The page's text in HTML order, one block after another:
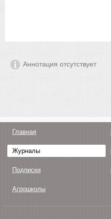
Аннотация отсутствует
Главная
Журналы
Подписки
Агрошколы